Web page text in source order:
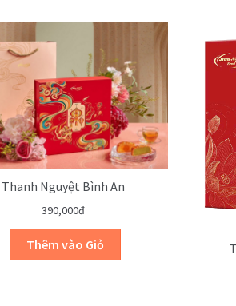
Thanh Nguyệt Bình An
390,000đ